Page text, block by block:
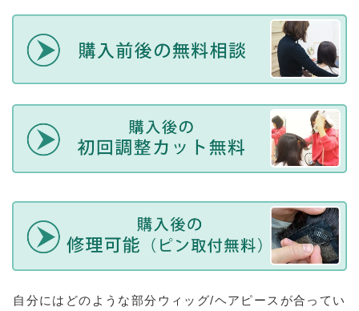
自分にはどのような部分ウィッグ/ヘアピースが合ってい